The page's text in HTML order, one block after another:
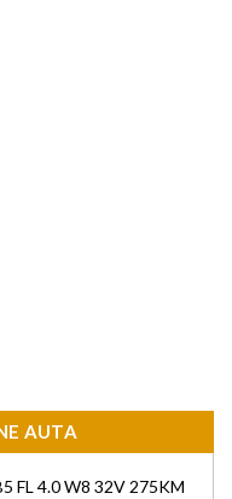
AUTA
FL 4.0 W8 32V 275KM